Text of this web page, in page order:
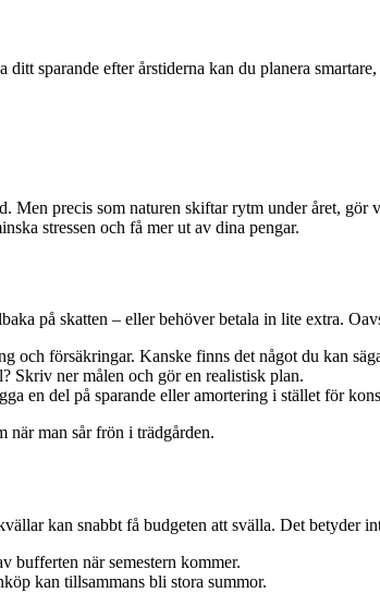
sparande efter årstiderna kan du planera
Men precis som naturen skiftar rytm under året,
stressen och få mer ut av dina pengar.
på skatten – eller behöver betala in lite extra.
och försäkringar. Kanske finns det något du kan
Skriv ner målen och gör en realistisk plan.
en del på sparande eller amortering i stället för
när man sår frön i trädgården.
kan snabbt få budgeten att svälla. Det betyder
bufferten när semestern kommer.
kan tillsammans bli stora summor.